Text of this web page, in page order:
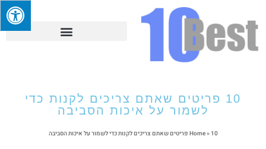
10 פריטים שאתם צריכים לקנות כדי
לשמור על איכות הסביבה
Home» 10 פריטים שאתם צריכים לקנות כדי לשמור על איכות הסביבה